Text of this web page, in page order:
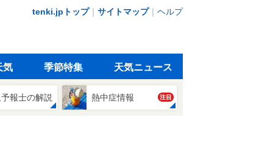
tenki.jpトップ｜ サイトマップ｜ ヘルプ
気 季節特集 天気ニュース
報士の解説 熱中症情報 注目